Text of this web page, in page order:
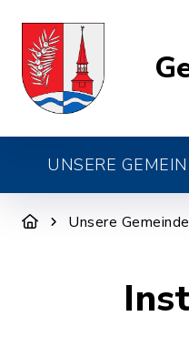
UNSERE
Unsere Gemeinde